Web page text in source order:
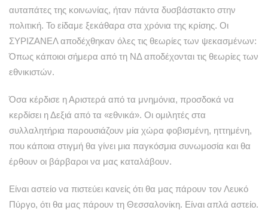
αυταπάτες της κοινωνίας, ήταν πάντα δυσβάστακτο στην
πολιτική. Το είδαμε ξεκάθαρα στα χρόνια της κρίσης. Οι
ΣΥΡΙΖΑΝΕΛ αποδέχθηκαν όλες τις θεωρίες των ψεκασμένων:
Όπως κάποιοι σήμερα από τη ΝΔ αποδέχονται τις θεωρίες των
εθνικιστών.
Όσα κέρδισε η Αριστερά από τα μνημόνια, προσδοκά να
κερδίσει η Δεξιά από τα «εθνικά». Οι ομιλητές στα
συλλαλητήρια παρουσιάζουν μία χώρα φοβισμένη, ηττημένη,
που κάποια στιγμή θα γίνει μια παγκόσμια συνωμοσία και θα
έρθουν οι βάρβαροι να μας καταλάβουν.
Είναι αστείο να πιστεύει κανείς ότι θα μας πάρουν τον Λευκό
Πύργο, ότι θα μας πάρουν τη Θεσσαλονίκη. Είναι απλά αστείο.